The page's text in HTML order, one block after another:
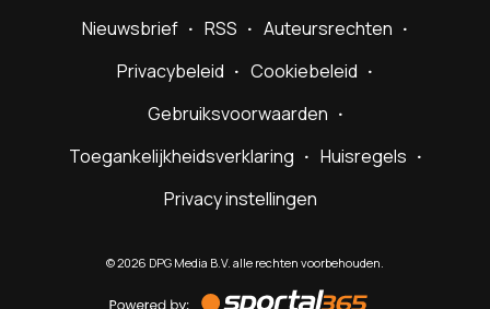
Nieuwsbrief
RSS
Auteursrechten
Privacybeleid
Cookiebeleid
Gebruiksvoorwaarden
Toegankelijkheidsverklaring
Huisregels
Privacy instellingen
©2026 DPG Media B.V. alle rechten voorbehouden.
by